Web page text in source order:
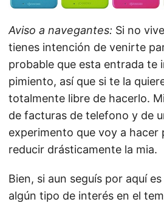
Aviso a navegantes: Si no
tienes intención de venirte
probable que esta entrada te
pimiento, así que si te la
totalmente libre de hacerlo.
de facturas de telefono y de
experimento que voy a hacer
reducir drásticamente la mia.
Bien, si aun seguís por aquí
algún tipo de interés en el